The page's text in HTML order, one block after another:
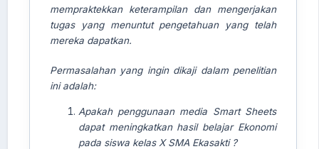
mempraktekkan
keterampilan dan
mengerjakan
tugas yang menuntutpengetahuan yang telah
mereka dapatkan.
Permasalahan yang ingin dikaji dalam penelitian
ini adalah:
Apakah penggunaan media Smart Sheets
dapat meningkatkan hasil belajar Ekonomi
pada siswa kelas X SMA Ekasakti ?
Welcome to Jurnal Pendidikan
04:43 AM